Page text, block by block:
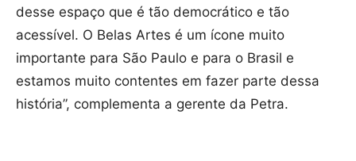
desse espaço que é tão democrático e tão
acessível. O Belas Artes é um ícone muito
importante para São Paulo e para o Brasil e
estamos muito contentes em fazer parte dessa
história”, complementa a gerente da Petra.